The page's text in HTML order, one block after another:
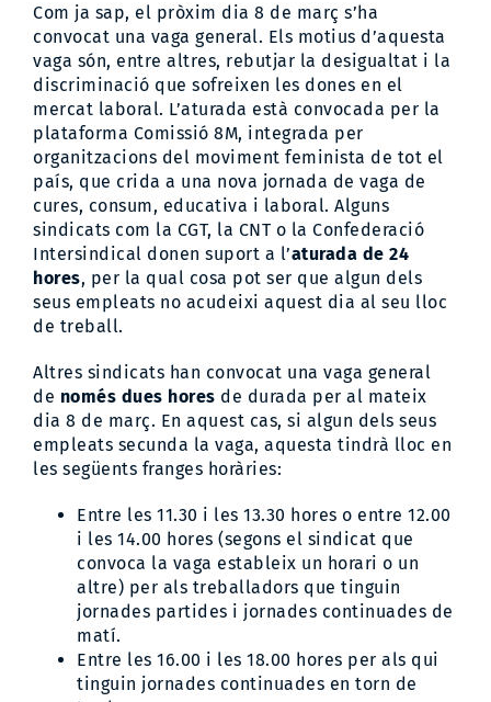
Com ja sap, el pròxim dia 8 de març s’ha
convocat una vaga general. Els motius d’aquesta
vaga són, entre altres, rebutjar la desigualtat i la
discriminació que sofreixen les dones en el
mercat laboral. L’aturada està convocada per la
plataforma Comissió 8M, integrada per
organitzacions del moviment feminista de tot el
país, que crida a una nova jornada de vaga de
cures, consum, educativa i laboral. Alguns
sindicats com la CGT, la CNT o la Confederació
Intersindical donen suport a l’aturada de 24
hores, per la qual cosa pot ser que algun dels
seus empleats no acudeixi aquest dia al seu lloc
de treball.
Altres sindicats han convocat una vaga general
de només dues hores de durada per al mateix
dia 8 de març. En aquest cas, si algun dels seus
empleats secunda la vaga, aquesta tindrà lloc en
les següents franges horàries:
Entre les 11.30 i les 13.30 hores o entre 12.00
i les 14.00 hores (segons el sindicat que
convoca la vaga estableix un horari o un
altre) per als treballadors que tinguin
jornades partides i jornades continuades de
matí.
Entre les 16.00 i les 18.00 hores per als qui
tinguin jornades continuades en torn de